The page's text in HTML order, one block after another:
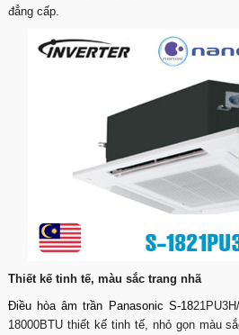
đẳng cấp.
Thiết kế tinh tế, màu sắc trang nhã
Điều hòa âm trần Panasonic S-18
18000BTU thiết kế tinh tế, nhỏ gọn màu